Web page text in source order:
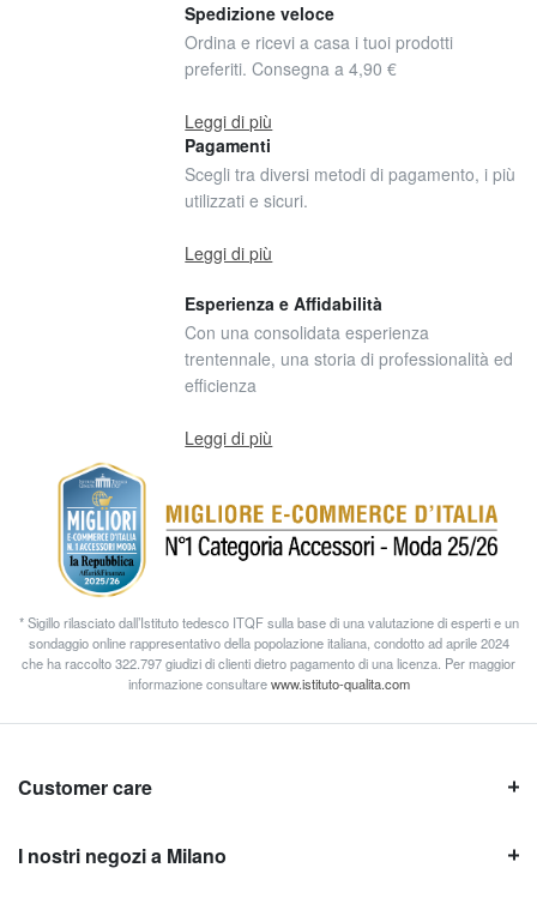
Spedizione veloce
Ordina e ricevi a casa i tuoi prodotti
preferiti. Consegna a 4,90 €
Leggi di più
Pagamenti
Scegli tra diversi metodi di pagamento, i più
utilizzati e sicuri.
Leggi di più
Esperienza e Affidabilità
Con una consolidata esperienza
trentennale, una storia di professionalità ed
efficienza
Leggi di più
* Sigillo rilasciato dall’Istituto tedesco ITQF sulla base di una valutazione di esperti e un
sondaggio online rappresentativo della popolazione italiana, condotto ad aprile 2024
che ha raccolto 322.797 giudizi di clienti dietro pagamento di una licenza. Per maggior
informazione consultarewww.istituto-qualita.com
Customer care
I nostri negozi a Milano